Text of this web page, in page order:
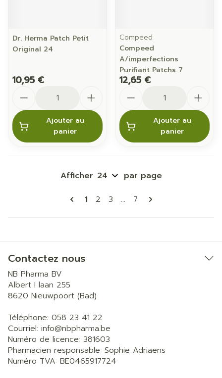
Dr. Herma Patch Petit
Original 24
10,95 €
Ajouter au
panier
Compeed
Compeed
A/imperfections
Purifiant Patchs 7
12,65 €
Ajouter au
panier
Pages
Vous lisez actuellement la page
1 Page
2 Page
3 ... Page
7
Afficher par page
Contactez nous
NB Pharma BV
Albert I laan 255
8620 Nieuwpoort (Bad)
Téléphone: 058 23 41 22
Courriel: info@nbpharma.be
Numéro de licence: 381603
Pharmacien responsable: Sophie Adriaens
Numéro TVA: BE0465917724